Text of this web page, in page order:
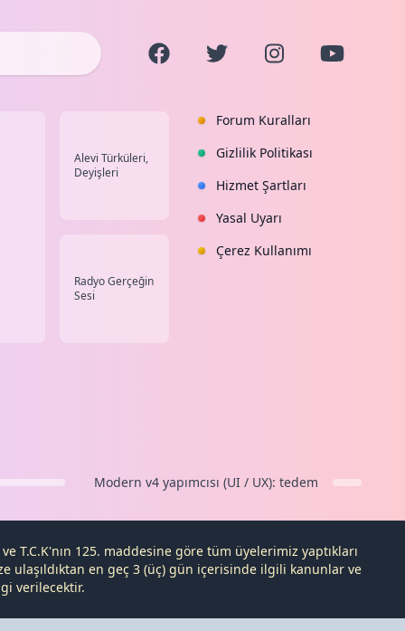
Alevi Türküleri,
Deyişleri
Radyo Gerçeğin
Sesi
Forum Kuralları
Gizlilik Politikası
Hizmet Şartları
Yasal Uyarı
Çerez Kullanımı
Modern v4yapımcısı (UI / UX): tedem
T.C.K'nın 125. maddesine göre tüm üyelerimiz yaptıkları
ulaşıldıktan en geç 3 (üç) gün içerisinde ilgili kanunlar ve
verilecektir.